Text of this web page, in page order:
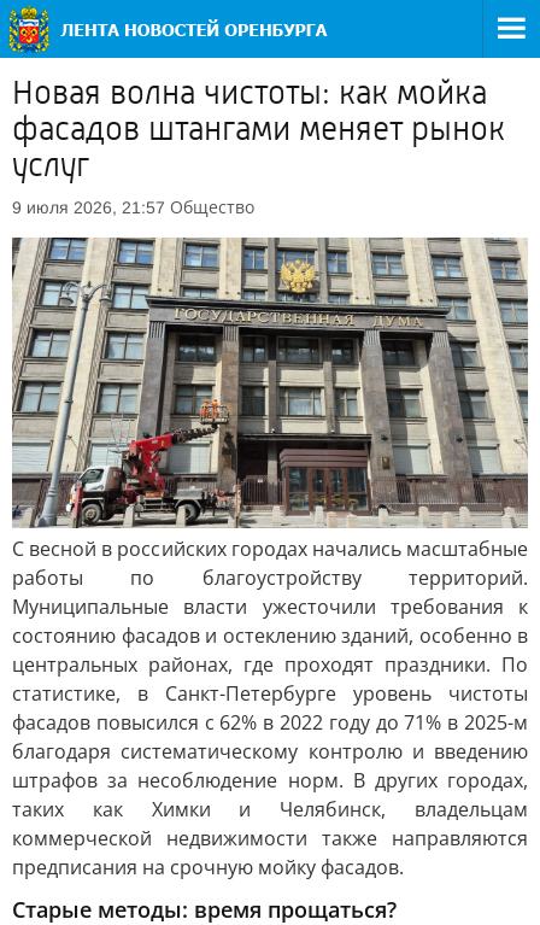
Новая волна чистоты: как мойка
фасадов штангами меняет рынок
услуг
9 июля 2026, 21:57 Общество
С весной в российских городах начались масштабные
работы по благоустройству территорий.
Муниципальные власти ужесточили требования к
состоянию фасадов и остеклению зданий, особенно в
центральных районах, где проходят праздники. По
статистике, в Санкт-Петербурге уровень чистоты
фасадов повысился с 62% в 2022 году до 71% в 2025-м
благодаря систематическому контролю и введению
штрафов за несоблюдение норм. В других городах,
таких как Химки и Челябинск, владельцам
коммерческой недвижимости также направляются
предписания на срочную мойку фасадов.
Старые методы: время прощаться?